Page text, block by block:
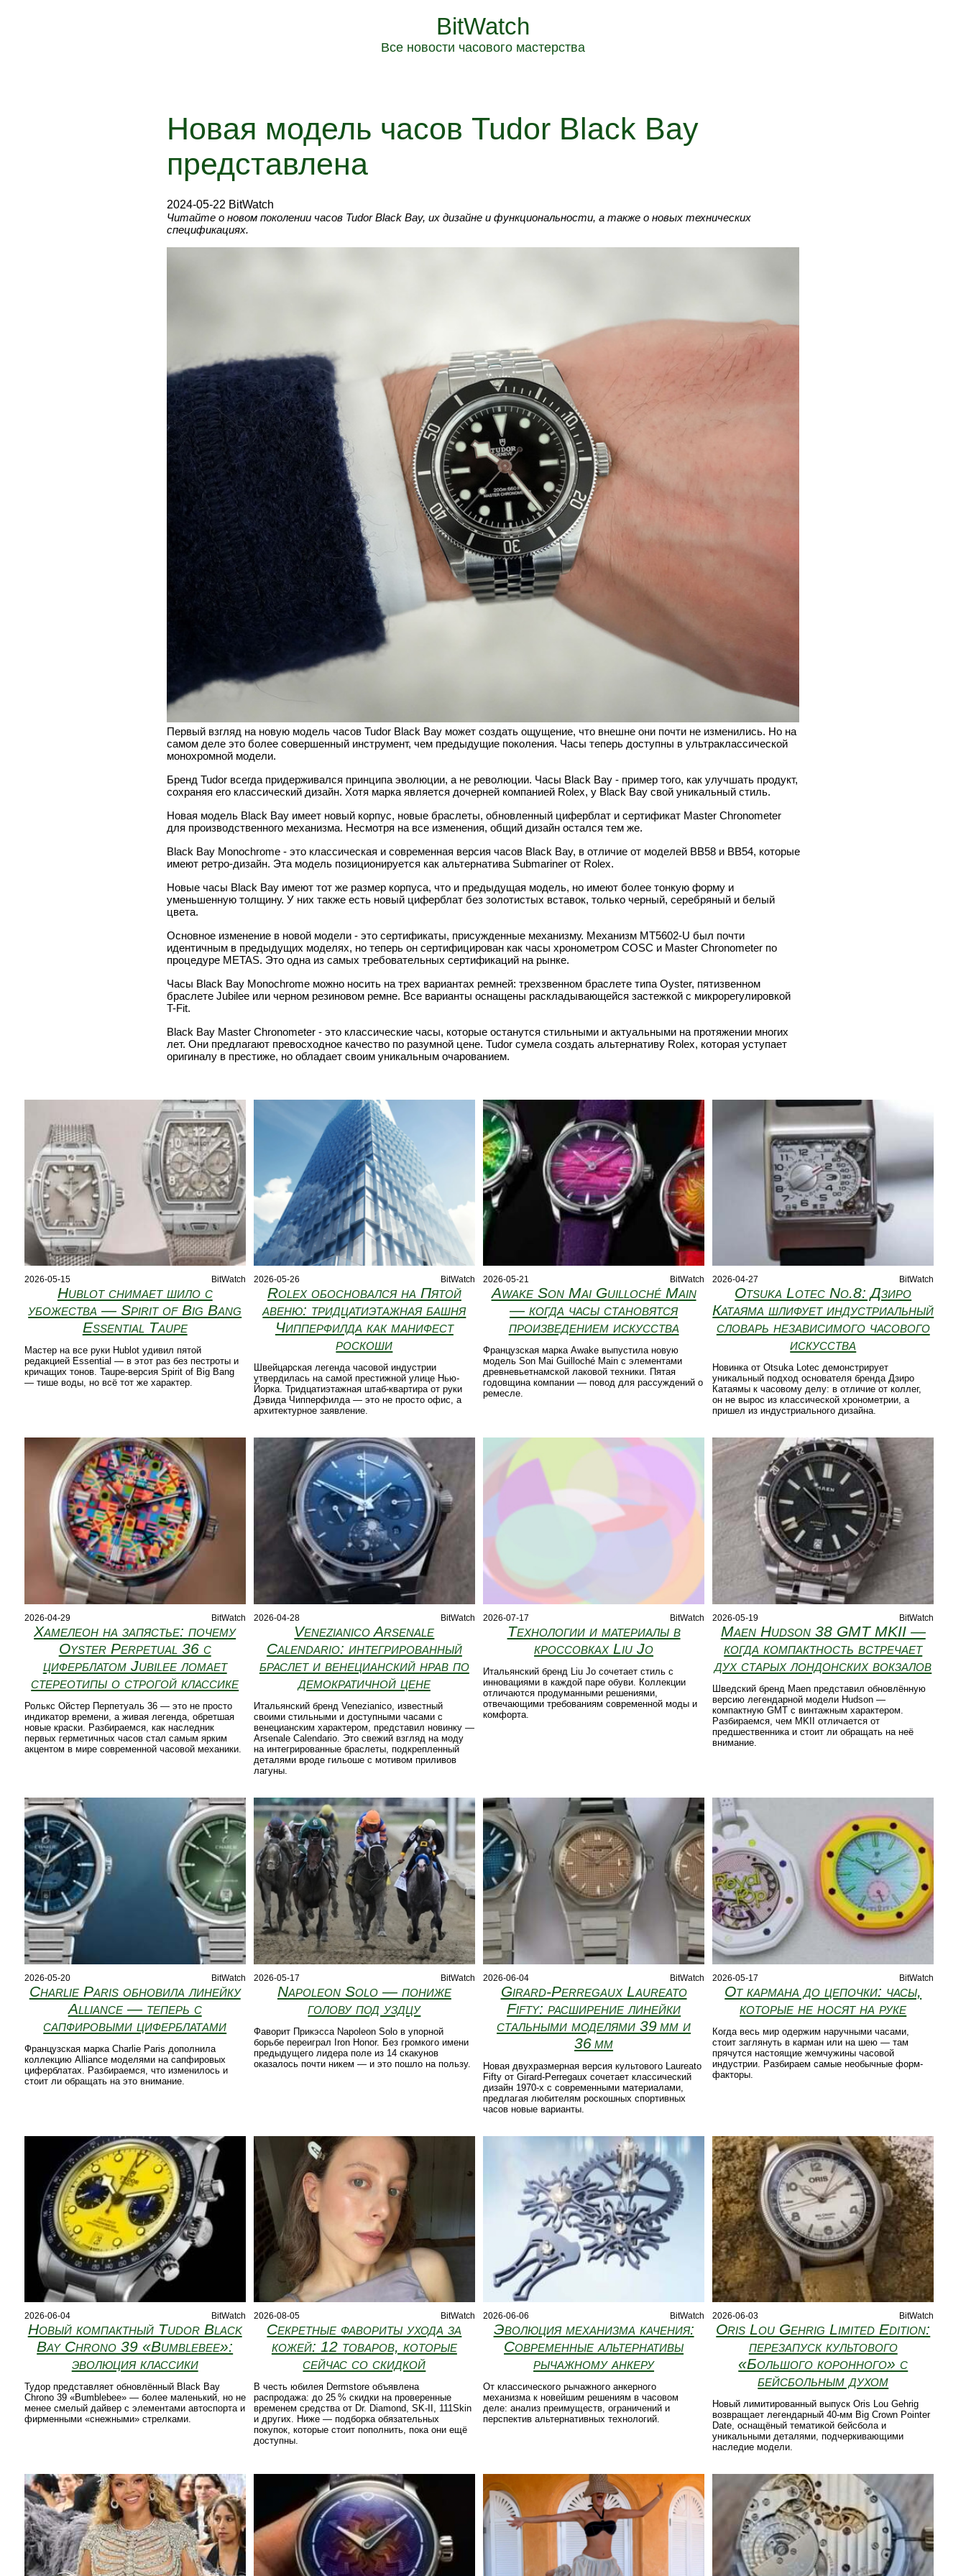
BitWatch
Все новости часового мастерства
Новая модель часов Tudor Black Bay
представлена
2024-05-22 BitWatch
Читайте о новом поколении часов Tudor Black Bay, их дизайне и функциональности, а также о новых технических
спецификациях.
Первый взгляд на новую модель часов Tudor Black Bay может создать ощущение, что внешне они почти не изменились. Но на
самом деле это более совершенный инструмент, чем предыдущие поколения. Часы теперь доступны в ультраклассической
монохромной модели.
Бренд Tudor всегда придерживался принципа эволюции, а не революции. Часы Black Bay - пример того, как улучшать продукт,
сохраняя его классический дизайн. Хотя марка является дочерней компанией Rolex, у Black Bay свой уникальный стиль.
Новая модель Black Bay имеет новый корпус, новые браслеты, обновленный циферблат и сертификат Master Chronometer
для производственного механизма. Несмотря на все изменения, общий дизайн остался тем же.
Black Bay Monochrome - это классическая и современная версия часов Black Bay, в отличие от моделей BB58 и BB54, которые
имеют ретро-дизайн. Эта модель позиционируется как альтернатива Submariner от Rolex.
Новые часы Black Bay имеют тот же размер корпуса, что и предыдущая модель, но имеют более тонкую форму и
уменьшенную толщину. У них также есть новый циферблат без золотистых вставок, только черный, серебряный и белый
цвета.
Основное изменение в новой модели - это сертификаты, присужденные механизму. Механизм MT5602-U был почти
идентичным в предыдущих моделях, но теперь он сертифицирован как часы хронометром COSC и Master Chronometer по
процедуре METAS. Это одна из самых требовательных сертификаций на рынке.
Часы Black Bay Monochrome можно носить на трех вариантах ремней: трехзвенном браслете типа Oyster, пятизвенном
браслете Jubilee или черном резиновом ремне. Все варианты оснащены раскладывающейся застежкой с микрорегулировкой
T-Fit.
Black Bay Master Chronometer - это классические часы, которые останутся стильными и актуальными на протяжении многих
лет. Они предлагают превосходное качество по разумной цене. Tudor сумела создать альтернативу Rolex, которая уступает
оригиналу в престиже, но обладает своим уникальным очарованием.
2026-05-15 BitWatch
Hublot снимает шило с
убожества — Spirit of Big Bang
Essential Taupe
Мастер на все руки Hublot удивил пятой
редакцией Essential — в этот раз без пестроты и
кричащих тонов. Taupe-версия Spirit of Big Bang
— тише воды, но всё тот же характер.
2026-05-26 BitWatch
Rolex обосновался на Пятой
авеню: тридцатиэтажная башня
Чипперфилда как манифест
роскоши
Швейцарская легенда часовой индустрии
утвердилась на самой престижной улице Нью-
Йорка. Тридцатиэтажная штаб-квартира от руки
Дэвида Чипперфилда — это не просто офис, а
архитектурное заявление.
2026-05-21 BitWatch
Awake Son Mai Guilloché Main
— когда часы становятся
произведением искусства
Французская марка Awake выпустила новую
модель Son Mai Guilloché Main с элементами
древневьетнамской лаковой техники. Пятая
годовщина компании — повод для рассуждений о
ремесле.
2026-04-27 BitWatch
Otsuka Lotec No.8: Дзиро
Катаяма шлифует индустриальный
словарь независимого часового
искусства
Новинка от Otsuka Lotec демонстрирует
уникальный подход основателя бренда Дзиро
Катаямы к часовому делу: в отличие от коллег,
он не вырос из классической хронометрии, а
пришел из индустриального дизайна.
2026-04-29 BitWatch
Хамелеон на запястье: почему
Oyster Perpetual 36 с
циферблатом Jubilee ломает
стереотипы о строгой классике
Ролькс Ойстер Перпетуаль 36 — это не просто
индикатор времени, а живая легенда, обретшая
новые краски. Разбираемся, как наследник
первых герметичных часов стал самым ярким
акцентом в мире современной часовой механики.
2026-04-28 BitWatch
Venezianico Arsenale
Calendario: интегрированный
браслет и венецианский нрав по
демократичной цене
Итальянский бренд Venezianico, известный
своими стильными и доступными часами с
венецианским характером, представил новинку —
Arsenale Calendario. Это свежий взгляд на моду
на интегрированные браслеты, подкрепленный
деталями вроде гильоше с мотивом приливов
лагуны.
2026-07-17 BitWatch
Технологии и материалы в
кроссовках Liu Jo
Итальянский бренд Liu Jo сочетает стиль с
инновациями в каждой паре обуви. Коллекции
отличаются продуманными решениями,
отвечающими требованиям современной моды и
комфорта.
2026-05-19 BitWatch
Maen Hudson 38 GMT MKII —
когда компактность встречает
дух старых лондонских вокзалов
Шведский бренд Maen представил обновлённую
версию легендарной модели Hudson —
компактную GMT с винтажным характером.
Разбираемся, чем MKII отличается от
предшественника и стоит ли обращать на неё
внимание.
2026-05-20 BitWatch
Charlie Paris обновила линейку
Alliance — теперь с
сапфировыми циферблатами
Французская марка Charlie Paris дополнила
коллекцию Alliance моделями на сапфировых
циферблатах. Разбираемся, что изменилось и
стоит ли обращать на это внимание.
2026-05-17 BitWatch
Napoleon Solo — пониже
голову под уздцу
Фаворит Прикэсса Napoleon Solo в упорной
борьбе переиграл Iron Honor. Без громкого имени
предыдущего лидера поле из 14 скакунов
оказалось почти никем — и это пошло на пользу.
2026-06-04 BitWatch
Girard-Perregaux Laureato
Fifty: расширение линейки
стальными моделями 39 мм и
36 мм
Новая двухразмерная версия культового Laureato
Fifty от Girard‑Perregaux сочетает классический
дизайн 1970‑х с современными материалами,
предлагая любителям роскошных спортивных
часов новые варианты.
2026-05-17 BitWatch
От кармана до цепочки: часы,
которые не носят на руке
Когда весь мир одержим наручными часами,
стоит заглянуть в карман или на шею — там
прячутся настоящие жемчужины часовой
индустрии. Разбираем самые необычные форм-
факторы.
2026-06-04 BitWatch
Новый компактный Tudor Black
Bay Chrono 39 «Bumblebee»:
эволюция классики
Тудор представляет обновлённый Black Bay
Chrono 39 «Bumblebee» — более маленький, но не
менее смелый дайвер с элементами автоспорта и
фирменными «снежными» стрелками.
2026-08-05 BitWatch
Секретные фавориты ухода за
кожей: 12 товаров, которые
сейчас со скидкой
В честь юбилея Dermstore объявлена
распродажа: до 25 % скидки на проверенные
временем средства от Dr. Diamond, SK‑II, 111Skin
и других. Ниже — подборка обязательных
покупок, которые стоит пополнить, пока они ещё
доступны.
2026-06-06 BitWatch
Эволюция механизма качения:
Современные альтернативы
рычажному анкеру
От классического рычажного анкерного
механизма к новейшим решениям в часовом
деле: анализ преимуществ, ограничений и
перспектив альтернативных технологий.
2026-06-03 BitWatch
Oris Lou Gehrig Limited Edition:
перезапуск культового
«Большого коронного» с
бейсбольным духом
Новый лимитированный выпуск Oris Lou Gehrig
возвращает легендарный 40‑мм Big Crown Pointer
Date, оснащёный тематикой бейсбола и
уникальными деталями, подчеркивающими
наследие модели.